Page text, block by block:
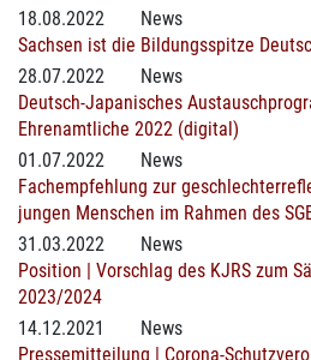
18.08.2022
News
Sachsen ist die Bildungsspitze
28.07.2022
News
Deutsch-Japanisches
Ehrenamtliche 2022 (digital)
01.07.2022
News
Fachempfehlung zur
jungen Menschen im Rahmen des
31.03.2022
News
Position | Vorschlag des KJRS zum
2023/2024
14.12.2021
News
Pressemitteilung | Corona-